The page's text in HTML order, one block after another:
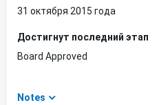
31 октября 2015 года
Достигнут последний этап
Board Approved
Notes